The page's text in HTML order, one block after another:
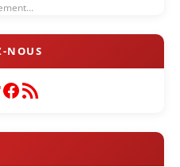
Facebook
Flux RSS